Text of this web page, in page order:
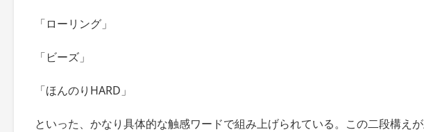
「ローリング」
「ビーズ」
「ほんのりHARD」
といった、かなり具体的な触感ワードで組み上げられている。この二段構えが